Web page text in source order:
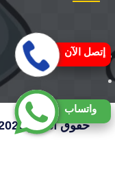
واتساب
إتصل الآن